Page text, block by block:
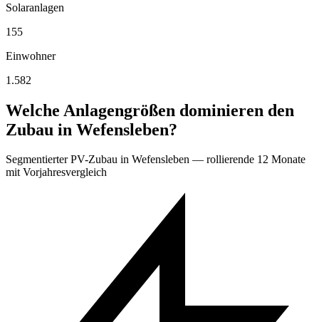
Solaranlagen
155
Einwohner
1.582
Welche Anlagengrößen dominieren den
Zubau in Wefensleben?
Segmentierter PV-Zubau in Wefensleben — rollierende 12 Monate
mit Vorjahresvergleich